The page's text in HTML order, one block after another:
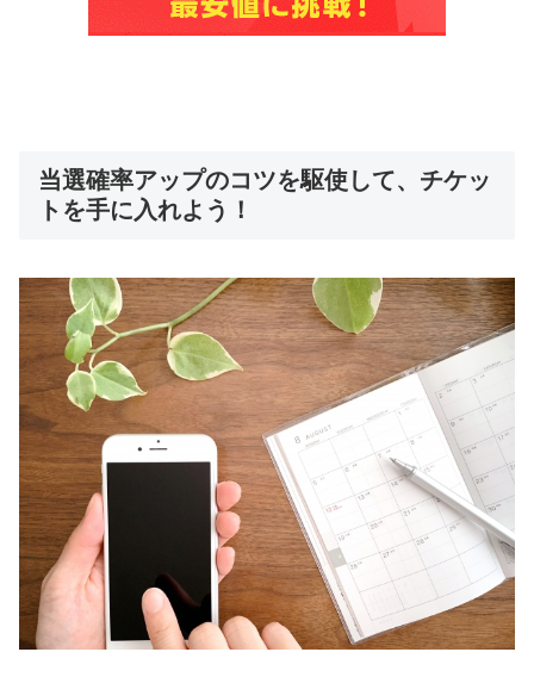
当選確率アップのコツを駆使して、チケッ
トを手に入れよう！